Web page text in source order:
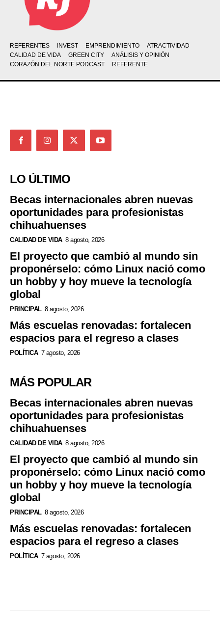
REFERENTES INVEST EMPRENDIMIENTO
ATRACTIVIDAD
CALIDAD DE VIDA
GREEN CITY
ANÁLISIS Y OPINIÓN
CORAZÓN DEL NORTE PODCAST
REFERENTE
LO ÚLTIMO
Becas internacionales abren nuevas
oportunidades para profesionistas
chihuahuenses
CALIDAD DE VIDA 8 agosto, 2026
El proyecto que cambió al mundo sin
proponérselo: cómo Linux nació como
un hobby y hoy mueve la tecnología
global
PRINCIPAL 8 agosto, 2026
Más escuelas renovadas: fortalecen
espacios para el regreso a clases
POLÍTICA 7 agosto, 2026
MÁS POPULAR
Becas internacionales abren nuevas
oportunidades para profesionistas
chihuahuenses
CALIDAD DE VIDA 8 agosto, 2026
El proyecto que cambió al mundo sin
proponérselo: cómo Linux nació como
un hobby y hoy mueve la tecnología
global
PRINCIPAL 8 agosto, 2026
Más escuelas renovadas: fortalecen
espacios para el regreso a clases
POLÍTICA 7 agosto, 2026